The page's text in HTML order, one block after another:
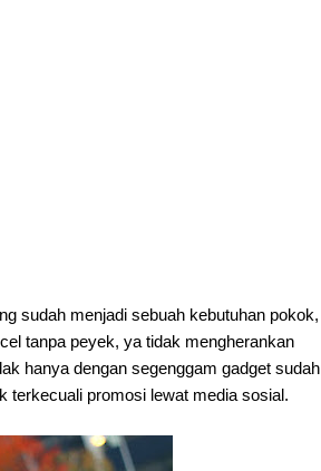
sudah menjadi sebuah kebutuhan pokok,
tanpa peyek, ya tidak mengherankan
hanya dengan segenggam gadget sudah
terkecuali promosi lewat media sosial.